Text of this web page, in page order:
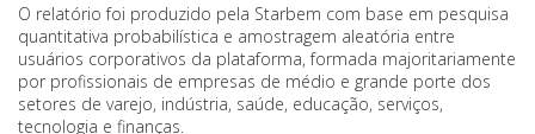
O relatório foi produzido pela Starbem com base em pesquisa
quantitativa probabilística e amostragem aleatória entre
usuários corporativos da plataforma, formada majoritariamente
por profissionais de empresas de médio e grande porte dos
setores de varejo, indústria, saúde, educação, serviços,
tecnologia e finanças.